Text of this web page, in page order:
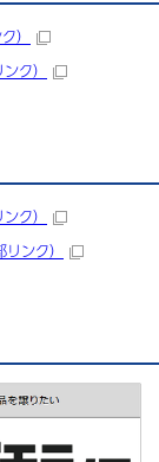
）
ク）
ク）
リンク）